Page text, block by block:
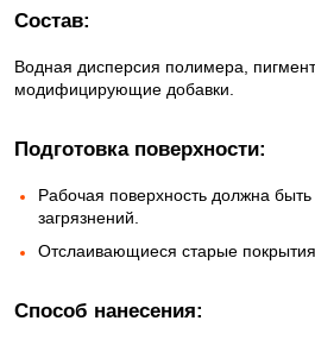
Состав:
Водная дисперсия полимера,
модифицирующие добавки.
Подготовка поверхности:
Рабочая поверхность должна
загрязнений.
Отслаивающиеся старые
Способ нанесения: